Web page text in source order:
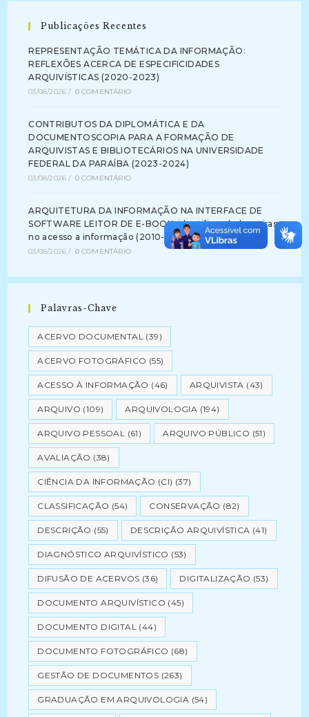
Publicações Recentes
REPRESENTAÇÃO TEMÁTICA DA INFORMAÇÃO:
REFLEXÕES ACERCA DE ESPECIFICIDADES
ARQUIVÍSTICAS (2020-2023)
03/08/2026 / 0 COMENTÁRIO
CONTRIBUTOS DA DIPLOMÁTICA E DA
DOCUMENTOSCOPIA PARA A FORMAÇÃO DE
ARQUIVISTAS E BIBLIOTECÁRIOS NA UNIVERSIDADE
FEDERAL DA PARAÍBA (2023-2024)
03/08/2026 / 0 COMENTÁRIO
ARQUITETURA DA INFORMAÇÃO NA INTERFACE DE
SOFTWARE LEITOR DE E-BOOK: identificando barreiras
no acesso a informação (2010-2012)
03/08/2026 / 0 COMENTÁRIO
Palavras-Chave
ACERVO DOCUMENTAL (39)
ACERVO FOTOGRÁFICO (55)
ACESSO À INFORMAÇÃO (46) ARQUIVISTA (43)
ARQUIVO (109) ARQUIVOLOGIA (194)
ARQUIVO PESSOAL (61) ARQUIVO PÚBLICO (51)
AVALIAÇÃO (38)
CIÊNCIA DA INFORMAÇÃO (CI) (37)
CLASSIFICAÇÃO (54) CONSERVAÇÃO (82)
DESCRIÇÃO (55) DESCRIÇÃO ARQUIVÍSTICA (41)
DIAGNÓSTICO ARQUIVÍSTICO (53)
DIFUSÃO DE ACERVOS (36) DIGITALIZAÇÃO (53)
DOCUMENTO ARQUIVÍSTICO (45)
DOCUMENTO DIGITAL (44)
DOCUMENTO FOTOGRÁFICO (68)
GESTÃO DE DOCUMENTOS (263)
GRADUAÇÃO EM ARQUIVOLOGIA (54)